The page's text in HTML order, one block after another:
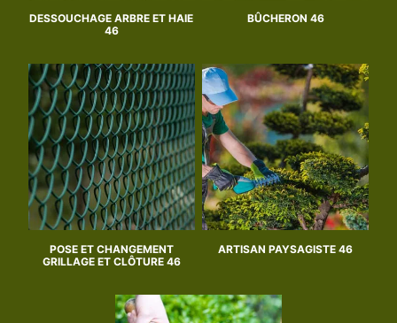
DESSOUCHAGE ARBRE ET HAIE
46
BÛCHERON 46
POSE ET CHANGEMENT
GRILLAGE ET CLÔTURE 46
ARTISAN PAYSAGISTE 46